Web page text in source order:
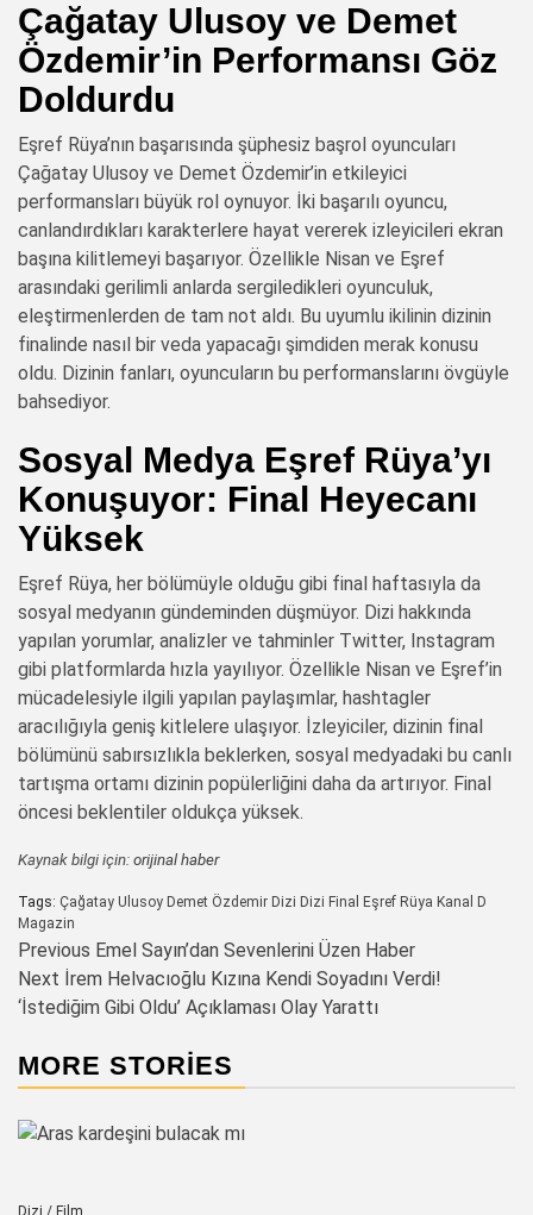
Çağatay Ulusoy ve Demet
Özdemir’in Performansı Göz
Doldurdu
Eşref Rüya’nın başarısında şüphesiz başrol oyuncuları
Çağatay Ulusoy ve Demet Özdemir’in etkileyici
performansları büyük rol oynuyor. İki başarılı oyuncu,
canlandırdıkları karakterlere hayat vererek izleyicileri ekran
başına kilitlemeyi başarıyor. Özellikle Nisan ve Eşref
arasındaki gerilimli anlarda sergiledikleri oyunculuk,
eleştirmenlerden de tam not aldı. Bu uyumlu ikilinin dizinin
finalinde nasıl bir veda yapacağı şimdiden merak konusu
oldu. Dizinin fanları, oyuncuların bu performanslarını övgüyle
bahsediyor.
Sosyal Medya Eşref Rüya’yı
Konuşuyor: Final Heyecanı
Yüksek
Eşref Rüya, her bölümüyle olduğu gibi final haftasıyla da
sosyal medyanın gündeminden düşmüyor. Dizi hakkında
yapılan yorumlar, analizler ve tahminler Twitter, Instagram
gibi platformlarda hızla yayılıyor. Özellikle Nisan ve Eşref’in
mücadelesiyle ilgili yapılan paylaşımlar, hashtagler
aracılığıyla geniş kitlelere ulaşıyor. İzleyiciler, dizinin final
bölümünü sabırsızlıkla beklerken, sosyal medyadaki bu canlı
tartışma ortamı dizinin popülerliğini daha da artırıyor. Final
öncesi beklentiler oldukça yüksek.
Kaynak bilgi için: orijinal haber
Tags: Çağatay Ulusoy Demet Özdemir Dizi Dizi Final Eşref Rüya Kanal D
Magazin
Post
navigation
Previous Emel Sayın’dan Sevenlerini Üzen Haber
Next İrem Helvacıoğlu Kızına Kendi Soyadını Verdi!
‘İstediğim Gibi Oldu’ Açıklaması Olay Yarattı
MORE STORIES
Dizi / Film